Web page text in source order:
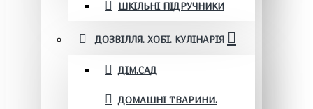
ШКІЛЬНІ ПІДРУЧНИКИ
ДОЗВІЛЛЯ. ХОБІ. КУЛІНАРІЯ
ДІМ.САД
ДОМАШНІ ТВАРИНИ.